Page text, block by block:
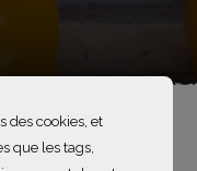
des cookies, et
que les tags,